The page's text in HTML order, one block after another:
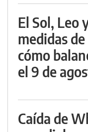
El Sol, Leo
medidas
cómo
el 9 de
Caída de